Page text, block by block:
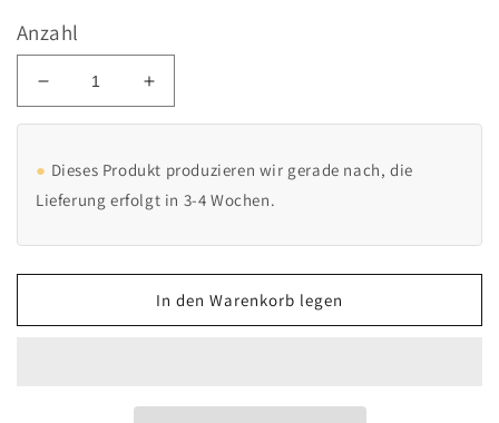
Anzahl
Verringere
die
für
Ladesäule
passend
Amtrom
&amp;
Erhöhe
die
für
Ladesäule
passend
Amtrom
4You
&amp;
Dieses Produkt produzieren wir gerade nach, die
Lieferung erfolgt in 3-4 Wochen.
In den Warenkorb legen